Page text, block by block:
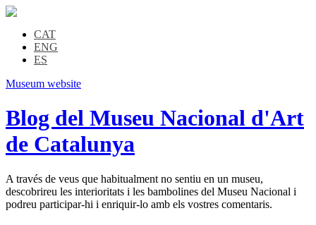
CAT
ENG
ES
Museum website
Blog del Museu Nacional d'Art
de Catalunya
A través de veus que habitualment no sentiu en un museu,
descobrireu les interioritats i les bambolines del Museu Nacional i
podreu participar-hi i enriquir-lo amb els vostres comentaris.